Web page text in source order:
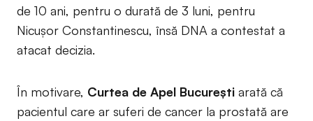
de 10 ani, pentru o durată de 3 luni, pentru
Nicușor Constantinescu, însă DNA a contestat a
atacat decizia.
În motivare, Curtea de Apel București arată că
pacientul care ar suferi de cancer la prostată are